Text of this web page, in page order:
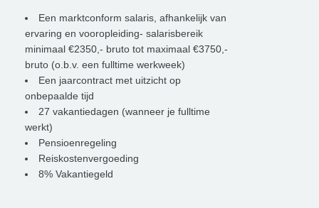
Een marktconform salaris, afhankelijk van
ervaring en vooropleiding- salarisbereik
minimaal €2350,- bruto tot maximaal €3750,-
bruto (o.b.v. een fulltime werkweek)
Een jaarcontract met uitzicht op
onbepaalde tijd
27 vakantiedagen (wanneer je fulltime
werkt)
Pensioenregeling
Reiskostenvergoeding
8% Vakantiegeld